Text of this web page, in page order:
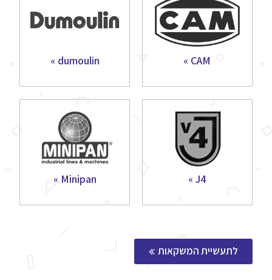
CAM »
dumoulin »
J4 »
Minipan »
לתעשיית המשקאות